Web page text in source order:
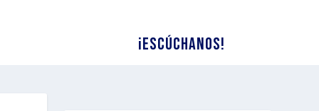
¡Escúchanos!